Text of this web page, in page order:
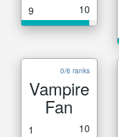
9 10
0/6 ranks
Vampire
Fan
1 10